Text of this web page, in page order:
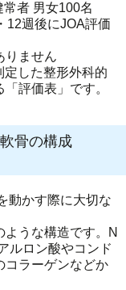
者 男女100名
12週後にJOA評価
りません
した整形外科的
評価表」です。
骨の構成
動かす際に大切な
うな構造です。N
ルロン酸やコンド
コラーゲンなどか